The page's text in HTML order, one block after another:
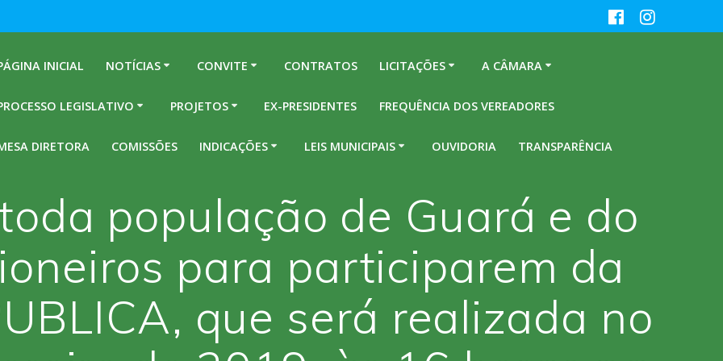
INICIAL NOTÍCIAS CONVITE CONTRATOS LICITAÇÕES A CÂMARA
LEGISLATIVO PROJETOS EX-PRESIDENTES FREQUÊNCIA DOS VEREADORES
DIRETORA COMISSÕES INDICAÇÕES LEIS MUNICIPAIS OUVIDORIA TRANSPARÊNCIA
população de Guará e do
para participarem da
que será realizada no